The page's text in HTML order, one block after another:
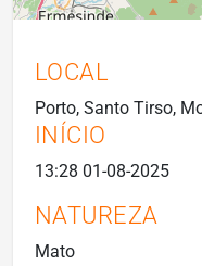
LOCAL
Porto, Santo Tirso,
INÍCIO
13:28 01-08-2025
NATUREZA
Mato